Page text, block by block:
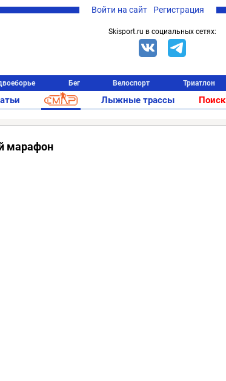
Войти на сайт Регистрация
Skisport.ru в социальных сетях:
Бег Велоспорт Триатлон
Лыжные трассы Поиск
марафон